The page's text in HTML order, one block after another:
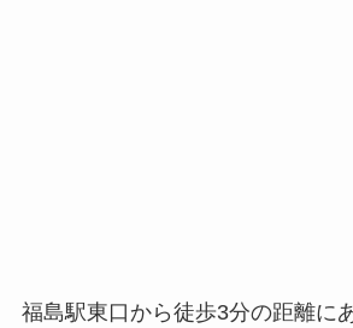
福島駅東口から徒歩3分の距離に